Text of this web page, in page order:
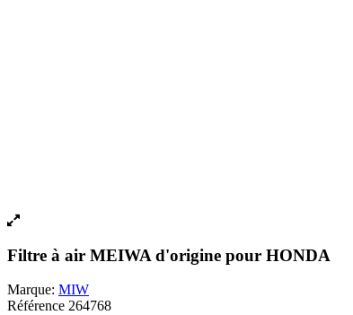
Filtre à air MEIWA d'origine pour HONDA
Marque: MIW
Référence 264768